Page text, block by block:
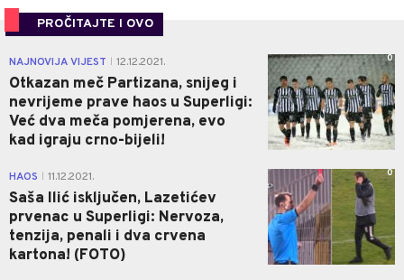
PROČITAJTE I OVO
NAJNOVIJA VIJEST 12.12.2021.
Otkazan meč Partizana, snijeg i
nevrijeme prave haos u Superligi:
Već dva meča pomjerena, evo
kad igraju crno-bijeli!
0
HAOS 11.12.2021.
Saša Ilić isključen, Lazetićev
prvenac u Superligi: Nervoza,
tenzija, penali i dva crvena
kartona! (FOTO)
0